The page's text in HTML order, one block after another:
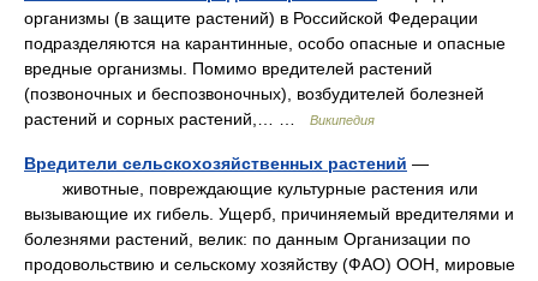
организмы (в защите растений) в Российской Федерации
подразделяются на карантинные, особо опасные и опасные
вредные организмы. Помимо вредителей растений
(позвоночных и беспозвоночных), возбудителей болезней
растений и сорных растений,… …
Википедия
Вредители сельскохозяйственных растений —
животные, повреждающие культурные растения или
вызывающие их гибель. Ущерб, причиняемый вредителями и
болезнями растений, велик: по данным Организации по
продовольствию и сельскому хозяйству (ФАО) ООН, мировые